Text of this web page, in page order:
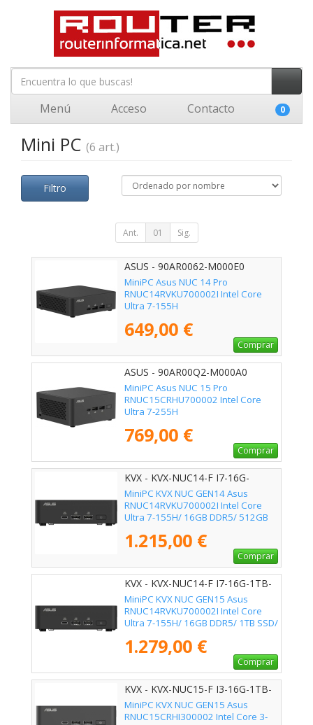
Menú Acceso Contacto 0
Mini PC (6 art.)
Filtro
Ant. 01 Sig.
ASUS - 90AR0062-M000E0
MiniPC Asus NUC 14 Pro
RNUC14RVKU700002I Intel Core
Ultra 7-155H
649,00 €
Comprar
ASUS - 90AR00Q2-M000A0
MiniPC Asus NUC 15 Pro
RNUC15CRHU700002 Intel Core
Ultra 7-255H
769,00 €
Comprar
KVX - KVX-NUC14-F I7-16G-
512GB-SSD
MiniPC KVX NUC GEN14 Asus
RNUC14RVKU700002I Intel Core
Ultra 7-155H/ 16GB DDR5/ 512GB
1.215,00 €
Comprar
KVX - KVX-NUC14-F I7-16G-1TB-
SSD
MiniPC KVX NUC GEN15 Asus
RNUC14RVKU700002I Intel Core
Ultra 7-155H/ 16GB DDR5/ 1TB SSD/
1.279,00 €
Comprar
KVX - KVX-NUC15-F I3-16G-1TB-
SSD
MiniPC KVX NUC GEN15 Asus
RNUC15CRHI300002 Intel Core 3-